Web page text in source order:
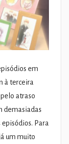
em
à terceira
atraso
demasiadas
Para
um muito